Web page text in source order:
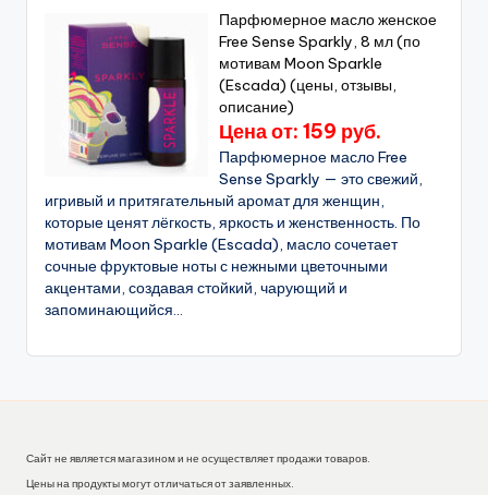
Парфюмерное масло женское
Free Sense Sparkly, 8 мл (по
мотивам Moon Sparkle
(Escada) (цены, отзывы,
описание)
Цена от: 159 руб.
Парфюмерное масло Free
Sense Sparkly — это свежий,
игривый и притягательный аромат для женщин,
которые ценят лёгкость, яркость и женственность. По
мотивам Moon Sparkle (Escada), масло сочетает
сочные фруктовые ноты с нежными цветочными
акцентами, создавая стойкий, чарующий и
запоминающийся...
Сайт не является магазином и не осуществляет продажи товаров.
Цены на продукты могут отличаться от заявленных.